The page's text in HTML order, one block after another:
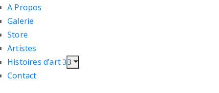
A Propos
Galerie
Store
Artistes
Histoires d’art
Contact